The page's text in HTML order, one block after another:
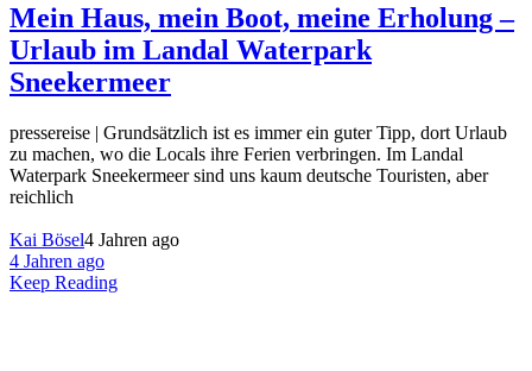
Mein Haus, mein Boot, meine Erholung –
Urlaub im Landal Waterpark
Sneekermeer
pressereise | Grundsätzlich ist es immer ein guter Tipp, dort Urlaub
zu machen, wo die Locals ihre Ferien verbringen. Im Landal
Waterpark Sneekermeer sind uns kaum deutsche Touristen, aber
reichlich
Kai Bösel4 Jahren ago
4 Jahren ago
Keep Reading